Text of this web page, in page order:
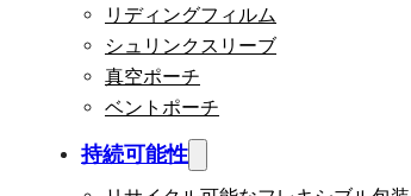
リディングフィルム
シュリンクスリーブ
真空ポーチ
ベントポーチ
持続可能性